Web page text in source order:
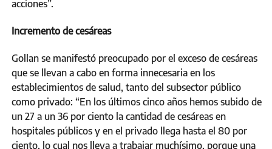
acciones”.
Incremento de cesáreas
Gollan se manifestó preocupado por el exceso de cesáreas
que se llevan a cabo en forma innecesaria en los
establecimientos de salud, tanto del subsector público
como privado: “En los últimos cinco años hemos subido de
un 27 a un 36 por ciento la cantidad de cesáreas en
hospitales públicos y en el privado llega hasta el 80 por
ciento, lo cual nos lleva a trabajar muchísimo, porque una